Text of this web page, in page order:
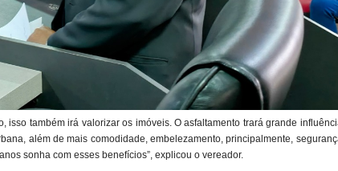
também irá valorizar os imóveis. O asfaltamento trará grande
além de mais comodidade, embelezamento, principalmente,
sonha com esses benefícios”, explicou o vereador.